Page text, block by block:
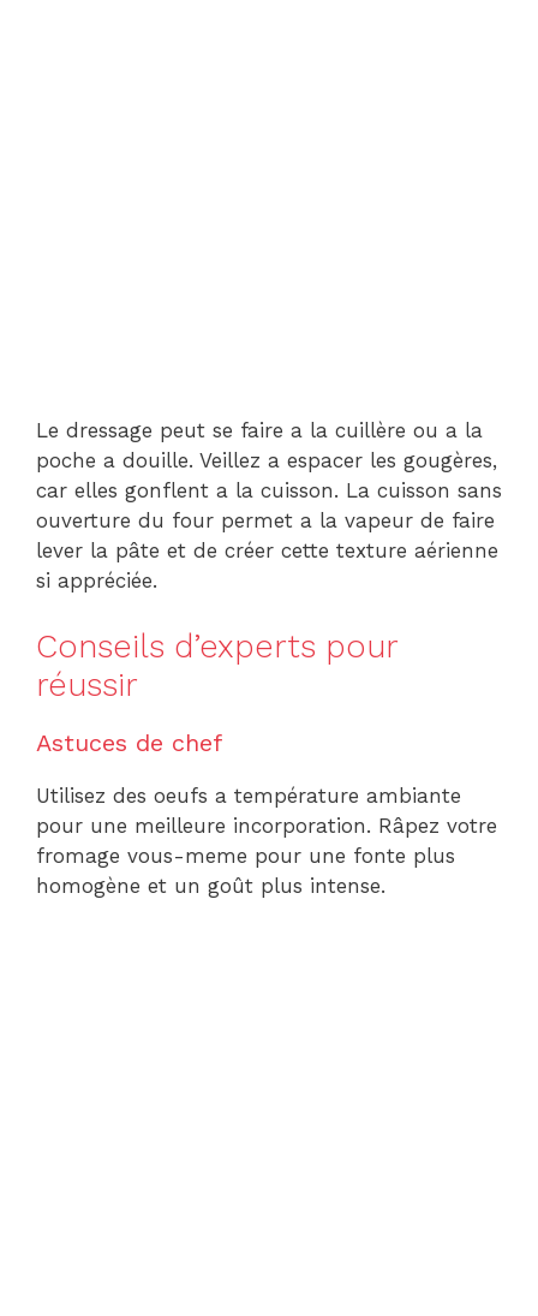
Le dressage peut se faire a la cuillère ou a la
poche a douille. Veillez a espacer les gougères,
car elles gonflent a la cuisson. La cuisson sans
ouverture du four permet a la vapeur de faire
lever la pâte et de créer cette texture aérienne
si appréciée.
Conseils d’experts pour
réussir
Astuces de chef
Utilisez des oeufs a température ambiante
pour une meilleure incorporation. Râpez votre
fromage vous-meme pour une fonte plus
homogène et un goût plus intense.